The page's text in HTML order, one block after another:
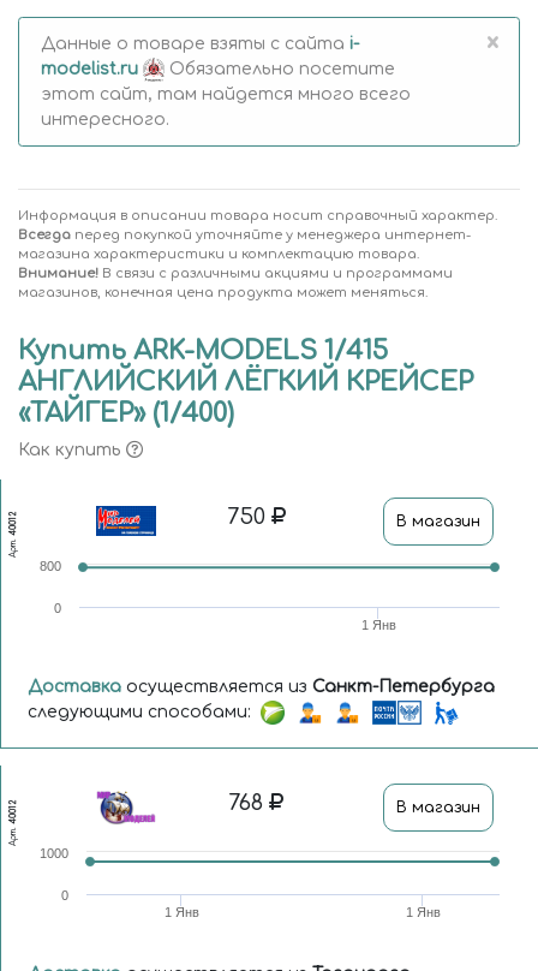
Данные о товаре взяты с сайта i-
modelist.ru
Обязательно посетите
этот сайт, там найдется много всего
интересного.
×
Информация в описании товара носит справочный характер.
Всегда перед покупкой уточняйте у менеджера интернет-
магазина характеристики и комплектацию товара.
Внимание! В связи с различными акциями и программами
магазинов, конечная цена продукта может меняться.
Купить ARK-MODELS 1/415
АНГЛИЙСКИЙ ЛЁГКИЙ КРЕЙСЕР
«ТАЙГЕР» (1/400)
Как купить
Арт.
40012 750 В магазин
1 Янв
0
800
Доставка осуществляется из Санкт-Петербурга
следующими способами:
Арт.
40012 768 В магазин
1 Янв 1 Янв
0
1000